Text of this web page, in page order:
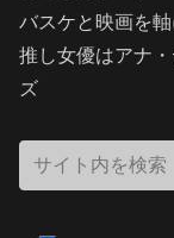
バスケと映画を軸
推し女優はアナ
ズ